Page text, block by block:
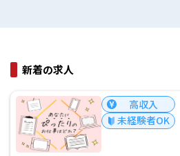
新着の求人
高収入
未経験者OK